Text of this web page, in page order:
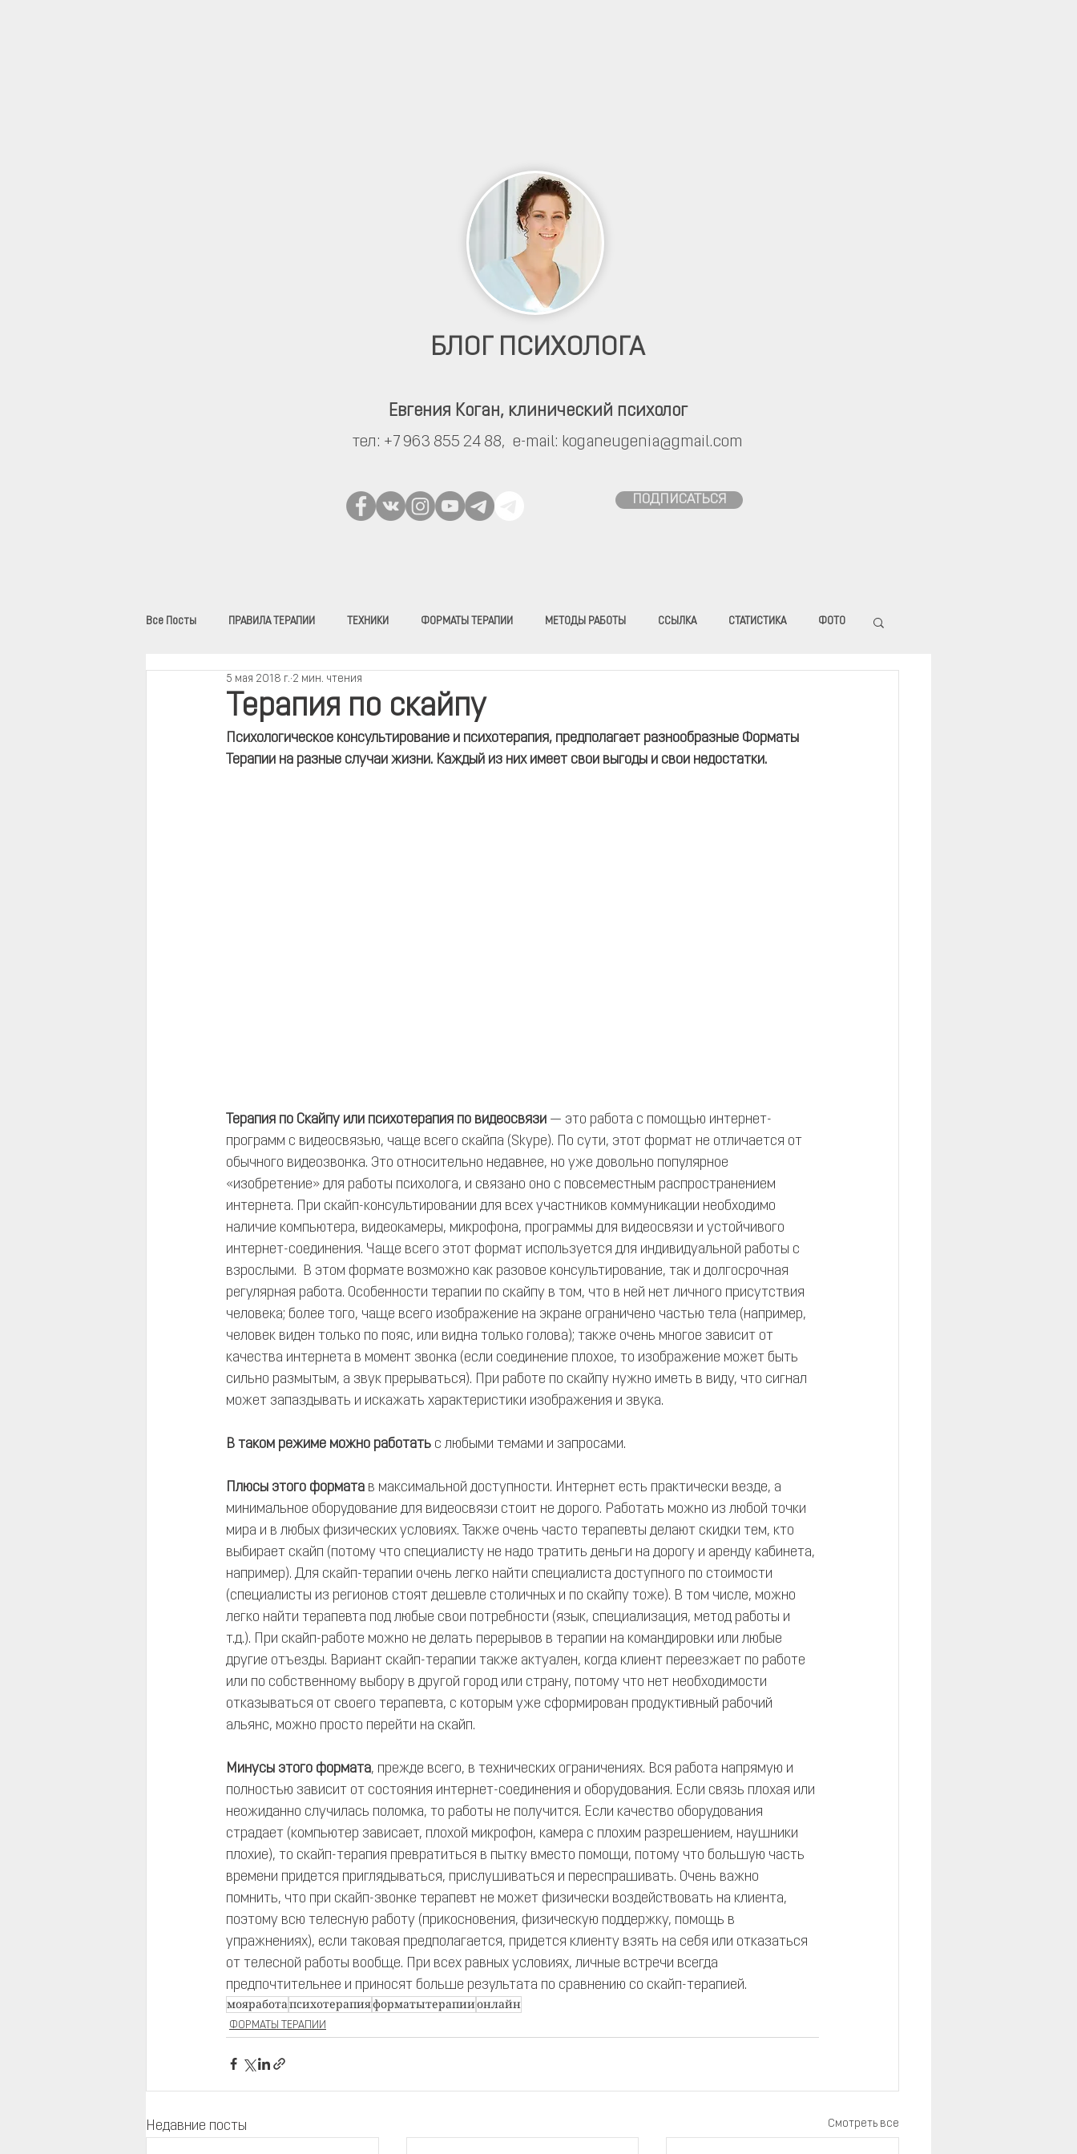
БЛОГ ПСИХОЛОГА
Евгения Коган, клинический психолог
тел: +7 963 855 24 88, e-mail: koganeugenia@gmail.com
ПОДПИСАТЬСЯ
Все Посты ПРАВИЛА ТЕРАПИИ ТЕХНИКИ ФОРМАТЫ ТЕРАПИИ МЕТОДЫ РАБОТЫ ССЫЛКА СТАТИСТИКА ФОТО
Терапия по скайпу
5 мая 2018 г. 2 мин. чтения
Психологическое консультирование и психотерапия, предполагает разнообразные Форматы
Терапии на разные случаи жизни. Каждый из них имеет свои выгоды и свои недостатки.
Терапия по Скайпу или психотерапия по видеосвязи — это работа с помощью интернет-
программ с видеосвязью, чаще всего скайпа (Skype). По сути, этот формат не отличается от
обычного видеозвонка. Это относительно недавнее, но уже довольно популярное
«изобретение» для работы психолога, и связано оно с повсеместным распространением
интернета. При скайп-консультировании для всех участников коммуникации необходимо
наличие компьютера, видеокамеры, микрофона, программы для видеосвязи и устойчивого
интернет-соединения. Чаще всего этот формат используется для индивидуальной работы с
взрослыми.  В этом формате возможно как разовое консультирование, так и долгосрочная
регулярная работа. Особенности терапии по скайпу в том, что в ней нет личного присутствия
человека; более того, чаще всего изображение на экране ограничено частью тела (например,
человек виден только по пояс, или видна только голова); также очень многое зависит от
качества интернета в момент звонка (если соединение плохое, то изображение может быть
сильно размытым, а звук прерываться). При работе по скайпу нужно иметь в виду, что сигнал
может запаздывать и искажать характеристики изображения и звука.
В таком режиме можно работать с любыми темами и запросами.
Плюсы этого формата в максимальной доступности. Интернет есть практически везде, а
минимальное оборудование для видеосвязи стоит не дорого. Работать можно из любой точки
мира и в любых физических условиях. Также очень часто терапевты делают скидки тем, кто
выбирает скайп (потому что специалисту не надо тратить деньги на дорогу и аренду кабинета,
например). Для скайп-терапии очень легко найти специалиста доступного по стоимости
(специалисты из регионов стоят дешевле столичных и по скайпу тоже). В том числе, можно
легко найти терапевта под любые свои потребности (язык, специализация, метод работы и
т.д.). При скайп-работе можно не делать перерывов в терапии на командировки или любые
другие отъезды. Вариант скайп-терапии также актуален, когда клиент переезжает по работе
или по собственному выбору в другой город или страну, потому что нет необходимости
отказываться от своего терапевта, с которым уже сформирован продуктивный рабочий
альянс, можно просто перейти на скайп.
Минусы этого формата, прежде всего, в технических ограничениях. Вся работа напрямую и
полностью зависит от состояния интернет-соединения и оборудования. Если связь плохая или
неожиданно случилась поломка, то работы не получится. Если качество оборудования
страдает (компьютер зависает, плохой микрофон, камера с плохим разрешением, наушники
плохие), то скайп-терапия превратиться в пытку вместо помощи, потому что большую часть
времени придется приглядываться, прислушиваться и переспрашивать. Очень важно
помнить, что при скайп-звонке терапевт не может физически воздействовать на клиента,
поэтому всю телесную работу (прикосновения, физическую поддержку, помощь в
упражнениях), если таковая предполагается, придется клиенту взять на себя или отказаться
от телесной работы вообще. При всех равных условиях, личные встречи всегда
предпочтительнее и приносят больше результата по сравнению со скайп-терапией.
мояработапсихотерапияформатытерапиионлайн
ФОРМАТЫ ТЕРАПИИ
Недавние посты Смотреть все